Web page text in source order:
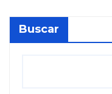
Buscar